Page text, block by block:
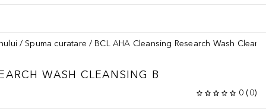
Spuma curatare BCL AHA Cleansing Research Wash
WASH CLEANSING B
0 (0)